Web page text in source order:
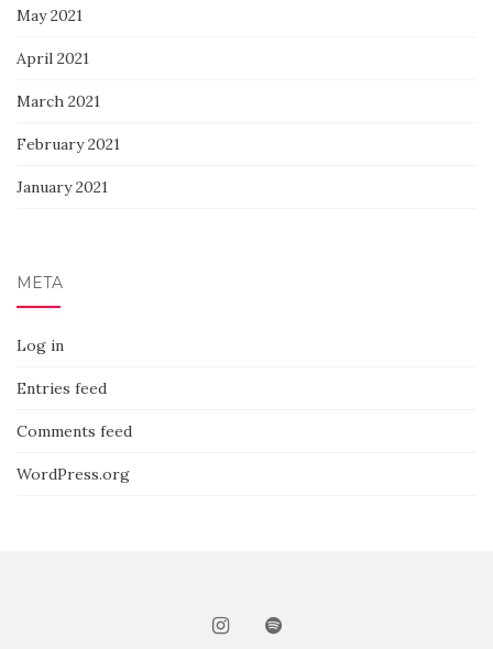
May 2021
April 2021
March 2021
February 2021
January 2021
META
Log in
Entries feed
Comments feed
WordPress.org